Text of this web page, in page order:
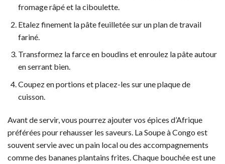
fromage râpé et la ciboulette.
Etalez finement la pâte feuilletée sur un plan de travail
fariné.
Transformez la farce en boudins et enroulez la pâte autour
en serrant bien.
Coupez en portions et placez-les sur une plaque de
cuisson.
Avant de servir, vous pourrez ajouter vos épices d’Afrique
préférées pour rehausser les saveurs. La Soupe à Congo est
souvent servie avec un pain local ou des accompagnements
comme des bananes plantains frites. Chaque bouchée est une